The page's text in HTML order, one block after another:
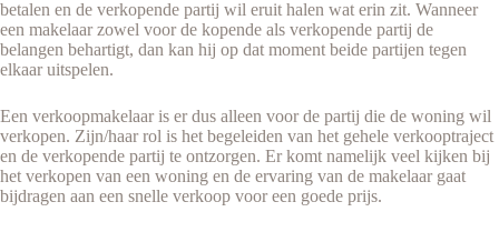
betalen en de verkopende partij wil eruit halen wat erin zit. Wanneer
een makelaar zowel voor de kopende als verkopende partij de
belangen behartigt, dan kan hij op dat moment beide partijen tegen
elkaar uitspelen.
Een verkoopmakelaar is er dus alleen voor de partij die de woning wil
verkopen. Zijn/haar rol is het begeleiden van het gehele verkooptraject
en de verkopende partij te ontzorgen. Er komt namelijk veel kijken bij
het verkopen van een woning en de ervaring van de makelaar gaat
bijdragen aan een snelle verkoop voor een goede prijs.